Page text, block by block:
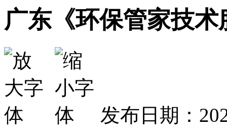
广东《环保管家技
发布日期：